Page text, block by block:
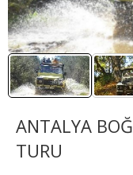
ANTALYA
TURU